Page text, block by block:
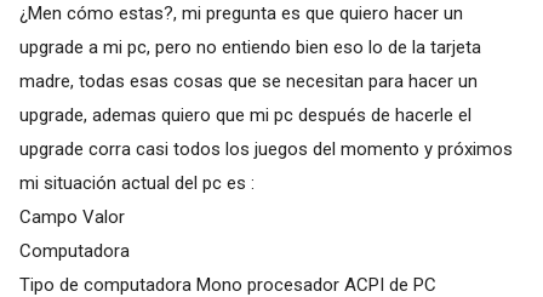
¿Men cómo estas?, mi pregunta es que quiero hacer un
upgrade a mi pc, pero no entiendo bien eso lo de la tarjeta
madre, todas esas cosas que se necesitan para hacer un
upgrade, ademas quiero que mi pc después de hacerle el
upgrade corra casi todos los juegos del momento y próximos
mi situación actual del pc es :
Campo Valor
Computadora
Tipo de computadora Mono procesador ACPI de PC